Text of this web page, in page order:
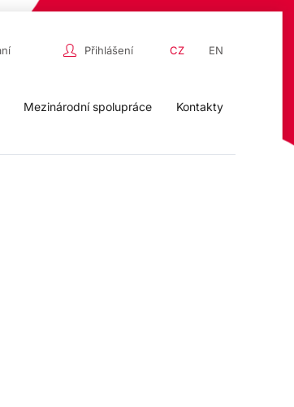
Přihlášení CZ EN
Mezinárodní spolupráce Kontakty